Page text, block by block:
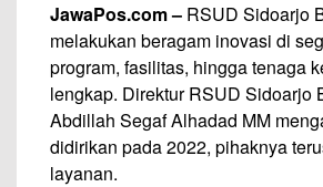
JawaPos.com – RSUD Sidoarjo
melakukan beragam inovasi di
program, fasilitas, hingga tenaga
lengkap. Direktur RSUD Sidoarjo
Abdillah Segaf Alhadad MM
didirikan pada 2022, pihaknya
layanan.